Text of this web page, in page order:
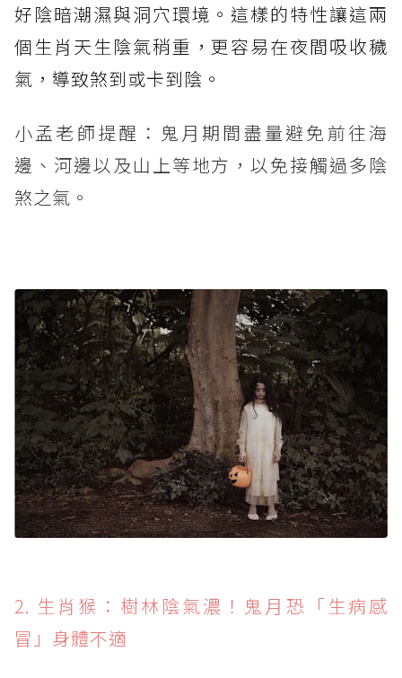
好陰暗潮濕與洞穴環境。這樣的特性讓這兩
個生肖天生陰氣稍重，更容易在夜間吸收穢
氣，導致煞到或卡到陰。
小孟老師提醒：鬼月期間盡量避免前往海
邊、河邊以及山上等地方，以免接觸過多陰
煞之氣。
2. 生肖猴：樹林陰氣濃！鬼月恐「生病感
冒」身體不適